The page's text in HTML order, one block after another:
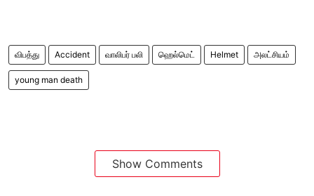
விபத்து Accident வாலிபர் பலி ஹெல்மெட் Helmet அலட்சியம்
young man death
Show Comments